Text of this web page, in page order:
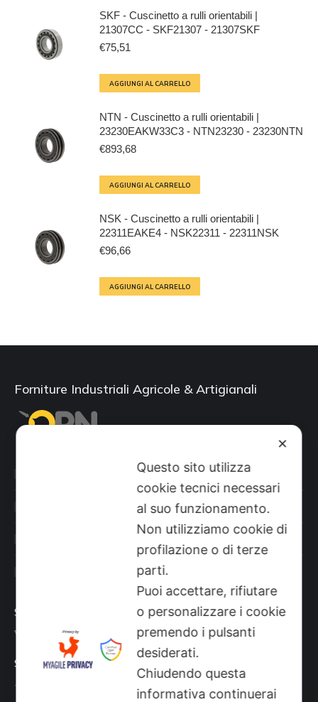
SKF - Cuscinetto a rulli orientabili |
21307CC - SKF21307 - 21307SKF
€75,51
AGGIUNGI AL CARRELLO
NTN - Cuscinetto a rulli orientabili |
23230EAKW33C3 - NTN23230 - 23230NTN
€893,68
AGGIUNGI AL CARRELLO
NSK - Cuscinetto a rulli orientabili |
22311EAKE4 - NSK22311 - 22311NSK
€96,66
AGGIUNGI AL CARRELLO
Forniture Industriali Agricole & Artigianali
Sede
Via Busano, 56, Favria (TO)
Supporto Tecnico
+39 0124 34071
✕
Questo sito utilizza
cookie tecnici necessari
al suo funzionamento.
Non utilizziamo cookie di
profilazione o di terze
parti.
Puoi accettare, rifiutare
o personalizzare i cookie
premendo i pulsanti
desiderati.
Chiudendo questa
informativa continuerai